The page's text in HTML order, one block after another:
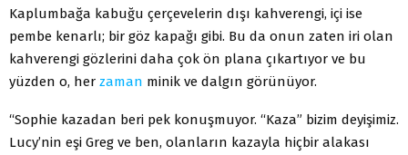
Kaplumbağa kabuğu çerçevelerin dışı kahverengi, içi ise
pembe kenarlı; bir göz kapağı gibi. Bu da onun zaten iri olan
kahverengi gözlerini daha çok ön plana çıkartıyor ve bu
yüzden o, her zaman minik ve dalgın görünüyor.
“Sophie kazadan beri pek konuşmuyor. “Kaza” bizim deyişimiz.
Lucy’nin eşi Greg ve ben, olanların kazayla hiçbir alakası